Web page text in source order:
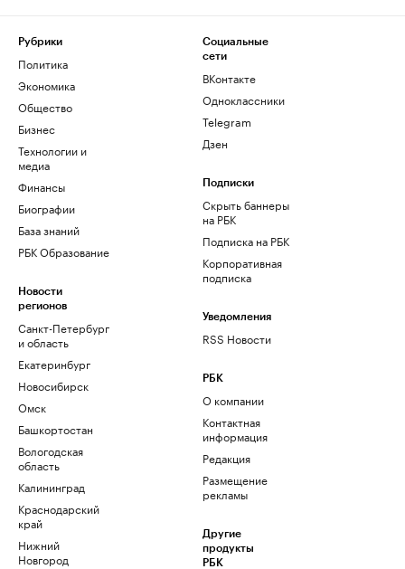
Рубрики
Политика
Экономика
Общество
Бизнес
Технологии и
медиа
Финансы
Биографии
База знаний
РБК Образование
Новости
регионов
Санкт-Петербург
и область
Екатеринбург
Новосибирск
Омск
Башкортостан
Вологодская
область
Калининград
Краснодарский
край
Нижний
Новгород
Социальные
сети
ВКонтакте
Одноклассники
Telegram
Дзен
Подписки
Скрыть баннеры
на РБК
Подписка на РБК
Корпоративная
подписка
Уведомления
RSS Новости
РБК
О компании
Контактная
информация
Редакция
Размещение
рекламы
Другие
продукты
РБК